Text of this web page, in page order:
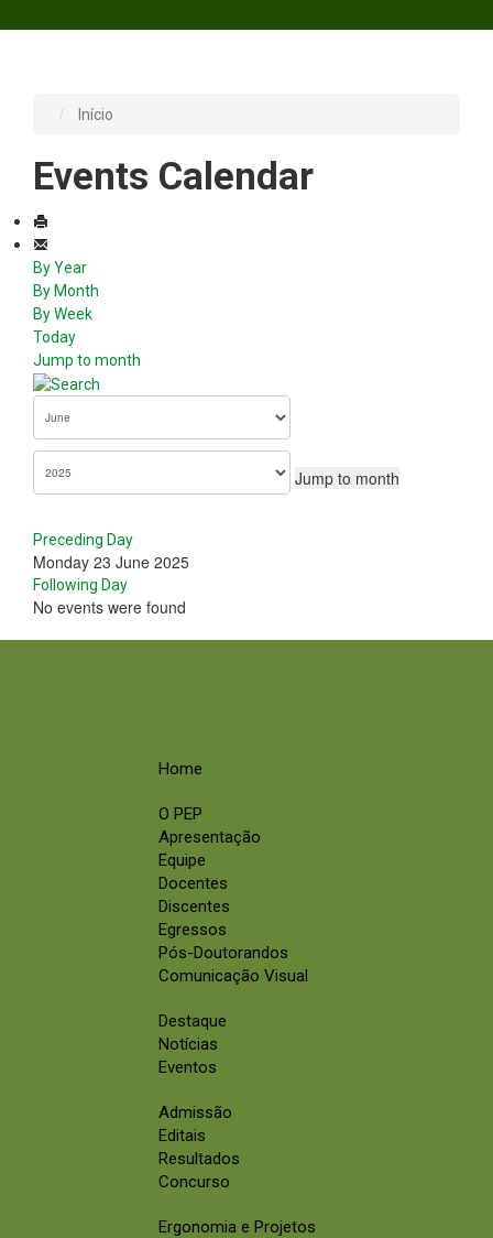
Início
Events Calendar
By Year
By Month
By Week
Today
Jump to month
Jump to month
Preceding Day
Monday 23 June 2025
Following Day
No events were found
Home
O PEP
Apresentação
Equipe
Docentes
Discentes
Egressos
Pós-Doutorandos
Comunicação Visual
Destaque
Notícias
Eventos
Admissão
Editais
Resultados
Concurso
Ergonomia e Projetos